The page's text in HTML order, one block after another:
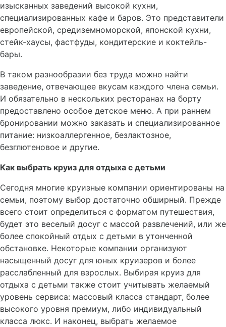
изысканных заведений высокой кухни,
специализированных кафе и баров. Это представители
европейской, средиземноморской, японской кухни,
стейк-хаусы, фастфуды, кондитерские и коктейль-
бары.
В таком разнообразии без труда можно найти
заведение, отвечающее вкусам каждого члена семьи.
И обязательно в нескольких ресторанах на борту
предоставлено особое детское меню. А при раннем
бронировании можно заказать и специализированное
питание: низкоаллергенное, безлактозное,
безглютеновое и другие.
Как выбрать круиз для отдыха с детьми
Сегодня многие круизные компании ориентированы на
семьи, поэтому выбор достаточно обширный. Прежде
всего стоит определиться с форматом путешествия,
будет это веселый досуг с массой развлечений, или же
более спокойный отдых с детьми в утонченной
обстановке. Некоторые компании организуют
насыщенный досуг для юных круизеров и более
расслабленный для взрослых. Выбирая круиз для
отдыха с детьми также стоит учитывать желаемый
уровень сервиса: массовый класса стандарт, более
высокого уровня премиум, либо индивидуальный
класса люкс. И наконец, выбрать желаемое